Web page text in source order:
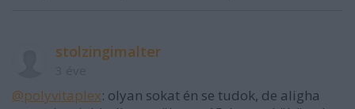
stolzingimalter
@polyvitaplex: olyan sokat én se tudok, de aligha